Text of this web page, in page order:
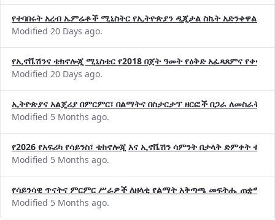
የተባበሩት አረብ ኤምሬቶች ሚኒስትር የኢትዮጵያን ዲጂታል ስኬት አድንቀዋል
Modified 20 Days ago.
የኢኖቬሽንና ቴክኖሎጂ ሚኒስቴር የ2018 በጀት ዓመት የዕቅድ አፈጻጸምና
Modified 20 Days ago.
ኢትዮጵያና አልጄሪያ በምርምር፣ በልማትና በስታርታፕ ዘርፎች በጋራ ለመስራት
Modified 5 Months ago.
የ2026 የአፍሪካ የሳይንስ፣ ቴክኖሎጂ እና ኢኖቬሽን ሳምንት በታላቅ ድምቀት
Modified 5 Months ago.
የሳይንሳዊ ጥናትና ምርምር ሥራዎች ለዘላቂ የልማት አቅጣጫ መፍትሔ ጠቋሚ
Modified 5 Months ago.